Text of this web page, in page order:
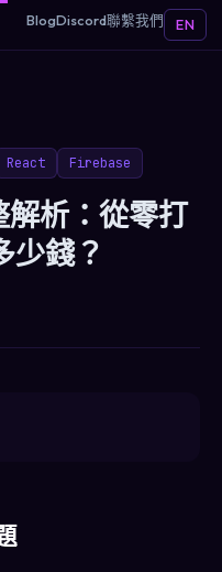
BlogDiscord聯繫我們 EN
React Firebase
析：從零打
少錢？